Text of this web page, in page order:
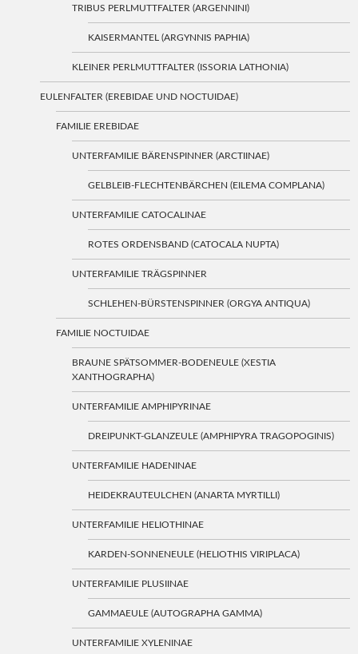
TRIBUS PERLMUTTFALTER (ARGENNINI)
KAISERMANTEL (ARGYNNIS PAPHIA)
KLEINER PERLMUTTFALTER (ISSORIA LATHONIA)
EULENFALTER (EREBIDAE UND NOCTUIDAE)
FAMILIE EREBIDAE
UNTERFAMILIE BÄRENSPINNER (ARCTIINAE)
GELBLEIB-FLECHTENBÄRCHEN (EILEMA COMPLANA)
UNTERFAMILIE CATOCALINAE
ROTES ORDENSBAND (CATOCALA NUPTA)
UNTERFAMILIE TRÄGSPINNER
SCHLEHEN-BÜRSTENSPINNER (ORGYA ANTIQUA)
FAMILIE NOCTUIDAE
BRAUNE SPÄTSOMMER-BODENEULE (XESTIA
XANTHOGRAPHA)
UNTERFAMILIE AMPHIPYRINAE
DREIPUNKT-GLANZEULE (AMPHIPYRA TRAGOPOGINIS)
UNTERFAMILIE HADENINAE
HEIDEKRAUTEULCHEN (ANARTA MYRTILLI)
UNTERFAMILIE HELIOTHINAE
KARDEN-SONNENEULE (HELIOTHIS VIRIPLACA)
UNTERFAMILIE PLUSIINAE
GAMMAEULE (AUTOGRAPHA GAMMA)
UNTERFAMILIE XYLENINAE